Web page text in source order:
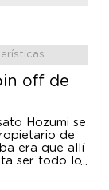
off de
Hozumi se
de
era que allí
ser todo lo
con